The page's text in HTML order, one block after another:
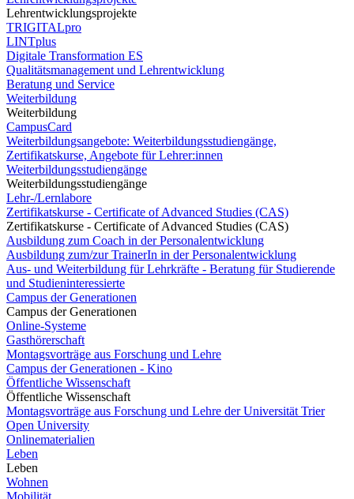
Lehrentwicklungsprojekte
TRIGITALpro
LINTplus
Digitale Transformation ES
Qualitätsmanagement und Lehrentwicklung
Beratung und Service
Weiterbildung
Weiterbildung
CampusCard
Weiterbildungsangebote: Weiterbildungsstudiengänge,
Zertifikatskurse, Angebote für Lehrer:innen
Weiterbildungsstudiengänge
Weiterbildungsstudiengänge
Lehr-/Lernlabore
Zertifikatskurse - Certificate of Advanced Studies (CAS)
Zertifikatskurse - Certificate of Advanced Studies (CAS)
Ausbildung zum Coach in der Personalentwicklung
Ausbildung zum/zur TrainerIn in der Personalentwicklung
Aus- und Weiterbildung für Lehrkräfte - Beratung für Studierende
und Studieninteressierte
Campus der Generationen
Campus der Generationen
Online-Systeme
Gasthörerschaft
Montagsvorträge aus Forschung und Lehre
Campus der Generationen - Kino
Öffentliche Wissenschaft
Öffentliche Wissenschaft
Montagsvorträge aus Forschung und Lehre der Universität Trier
Open University
Onlinematerialien
Leben
Leben
Wohnen
Mobilität